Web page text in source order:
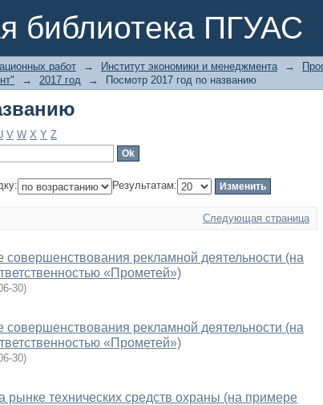
библиотека ПГУАС
работ → Институт экономики и менеджмента →
→ 2017 год → Посмотр 2017 год по названию
V W X Y Z
Результатам:
Следующая страница
рекламной деятельности (на
«Прометей»)
30)
рекламной деятельности (на
«Прометей»)
30)
рынке технических средств охраны (на примере